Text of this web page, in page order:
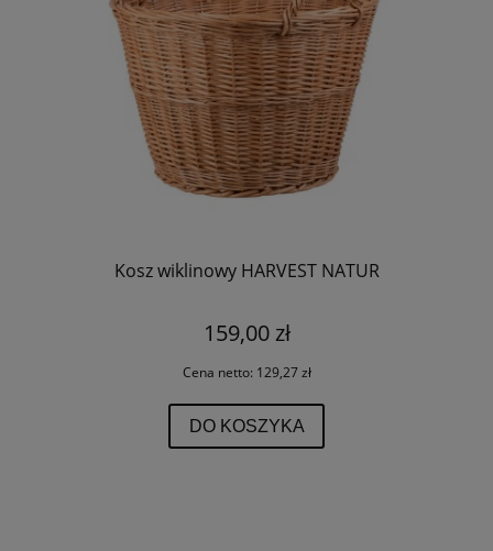
Kosz wiklinowy HARVEST NATUR
159,00 zł
Cena netto: 129,27 zł
DO KOSZYKA